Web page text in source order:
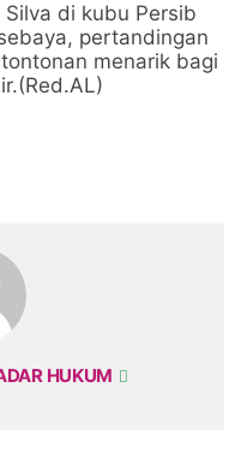
di kubu Persib
pertandingan
menarik bagi
HUKUM